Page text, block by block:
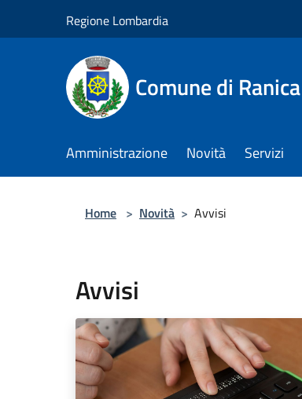
Regione Lombardia
Comune di Ranica
Amministrazione Novità Servizi
Home > Novità > Avvisi
Avvisi